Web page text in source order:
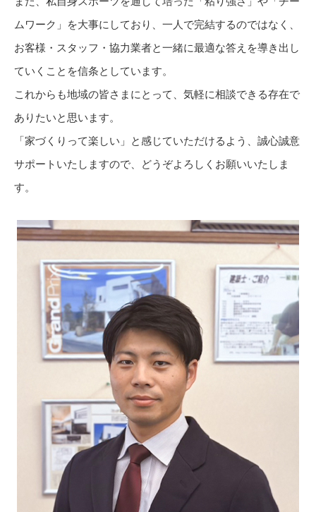
ムワーク」を大事にしており、一人で完結するのではなく、
お客様・スタッフ・協力業者と一緒に最適な答えを導き出し
ていくことを信条としています。
これからも地域の皆さまにとって、気軽に相談できる存在で
ありたいと思います。
「家づくりって楽しい」と感じていただけるよう、誠心誠意
サポートいたしますので、どうぞよろしくお願いいたしま
す。